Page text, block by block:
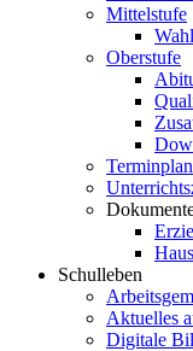
Mittelstufe
Oberstufe
Terminplan
Schulleben
Aktuelles
Digitale